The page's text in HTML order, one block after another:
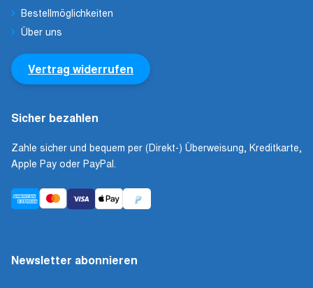
Bestellmöglichkeiten
Über uns
Vertrag widerrufen
Sicher bezahlen
Zahle sicher und bequem per (Direkt-) Überweisung, Kreditkarte,
Apple Pay oder PayPal.
Newsletter abonnieren